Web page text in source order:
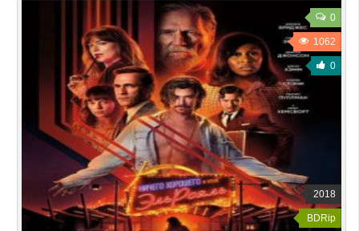
0
1062
0
2018
BDRip